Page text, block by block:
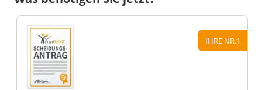
IHRE NR.1